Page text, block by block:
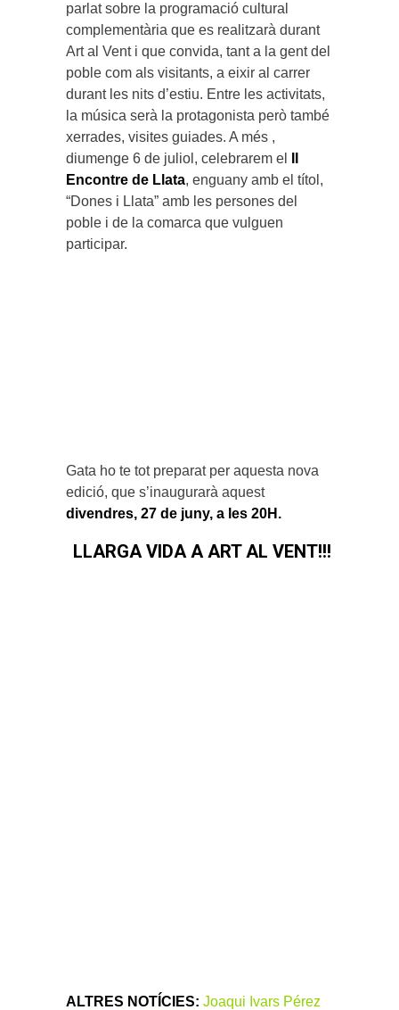
parlat sobre la programació cultural
complementària que es realitzarà durant
Art al Vent i que convida, tant a la gent del
poble com als visitants, a eixir al carrer
durant les nits d’estiu. Entre les activitats,
la música serà la protagonista però també
xerrades, visites guiades. A més ,
diumenge 6 de juliol, celebrarem el
Encontre de Llata, enguany amb el títol,
“Dones i Llata” amb les persones del
poble i de la comarca que vulguen
participar.
Gata ho te tot preparat per aquesta nova
edició, que s’inaugurarà aquest
divendres, 27 de juny, a les 20H.
LLARGA VIDA A ART AL VENT!!!
ALTRES NOTÍCIES: Joaqui Ivars Pérez